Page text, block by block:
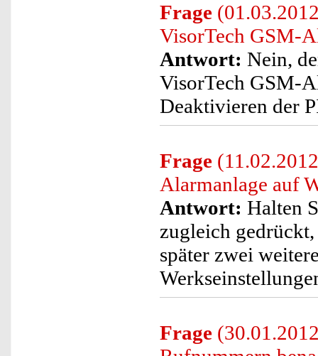
Frage
VisorTech GSM-
Antwort: Nein,
VisorTech GSM-
Deaktivieren der
Frage
Alarmanlage auf
Antwort: Halten
zugleich
später zwei
Frage